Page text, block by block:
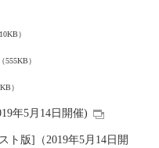
）
（555KB）
）
年5月14日開催)
ト版]（2019年5月14日開